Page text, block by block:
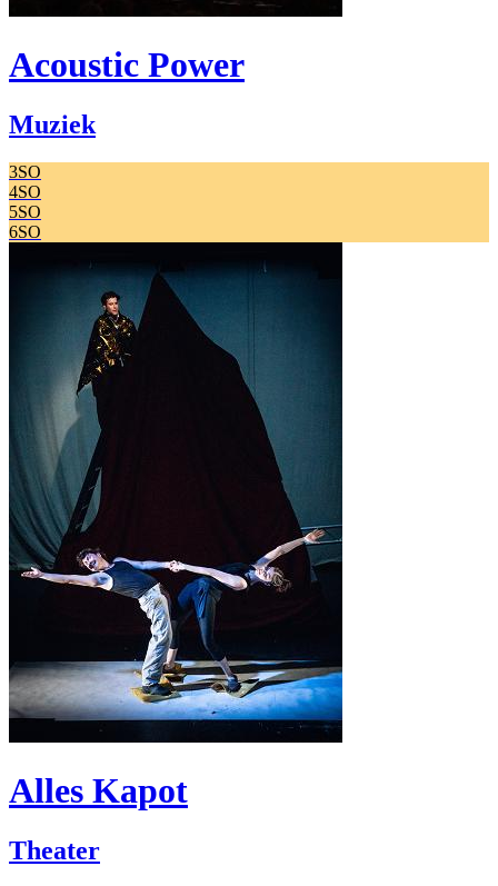
Acoustic Power
Muziek
3SO
4SO
5SO
6SO
Alles Kapot
Theater